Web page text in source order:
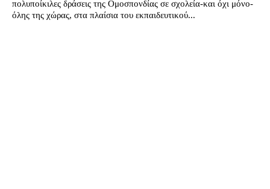
πολυποίκιλες δράσεις της Ομοσπονδίας σε σχολεία-και όχι μόνο-
όλης της χώρας, στα πλαίσια του εκπαιδευτικού...